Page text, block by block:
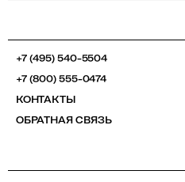
+7 (495) 540-5504
+7 (800) 555-0474
КОНТАКТЫ
ОБРАТНАЯ СВЯЗЬ